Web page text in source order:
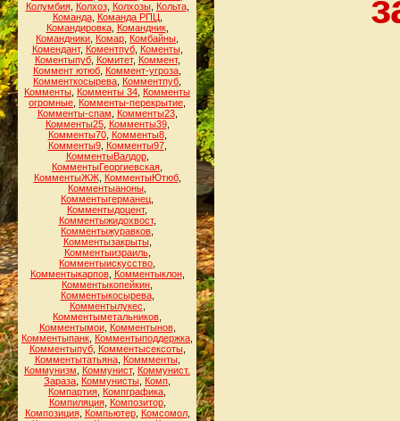
Колумбия, Колхоз, Колхозы, Кольта,
Команда, Команда РПЦ
Командировка, Командник,
Командники Комар Комбайны
Комендант, Коментпуб, Коменты,
Коментыпуб, Комитет, Коммент,
Коммент ютюб Коммент-угроза
Комменткосырева Комментпуб
Комменты Комменты 34 Комменты
огромные Комменты-перекрытие
Комменты-спам
Комменты23,
Комменты25, Комменты39,
Комменты70, Комменты8,
Комменты9, Комменты97,
КомментыВалдор,
КомментыГеоргиевская
КомментыЖЖ, КомментыЮтюб,
Комментыаноны
Комментыгерманец
Комментыдоцент,
Комментыжидохвост,
Комментыжуравков
Комментызакрыты,
Комментыизраиль,
Комментыискусство
Комментыкарпов, Комментыклон,
Комментыкопейкин
Комментыкосырева,
Комментылукес
Комментыметальников
Комментымои, Комментынов,
Комментыпанк Комментыподдержка
Комментыпуб, Комментысексоты,
Комментытатьяна, Коммменты,
Коммунизм
Коммунист, Коммунист.
Зараза Коммунисты Комп
Компартия Компграфика
Компиляция, Композитор,
Композиция, Компьютер, Комсомол,